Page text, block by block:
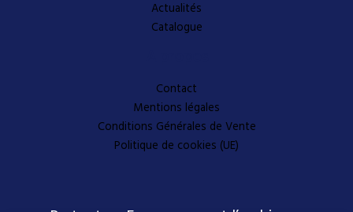
Actualités
Catalogue
Contact
Mentions légales
Conditions Générales de Vente
Politique de cookies (UE)